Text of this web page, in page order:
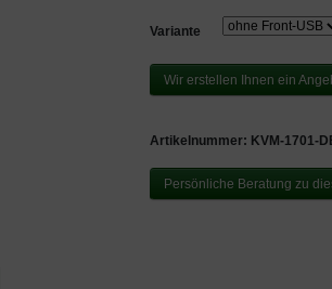
Variante
Wir erstellen Ihnen ein
Artikelnummer: KVM-1701-
Persönliche Beratung zu